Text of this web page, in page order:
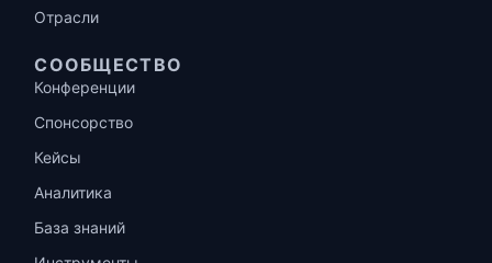
Отрасли
СООБЩЕСТВО
Конференции
Спонсорство
Кейсы
Аналитика
База знаний